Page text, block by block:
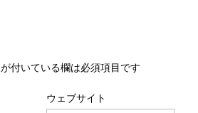
が付いている欄は必須項目です
ウェブサイト